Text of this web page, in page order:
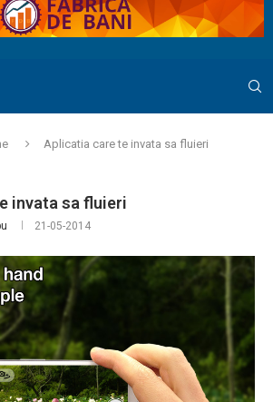
Aplicatia care te invata sa fluieri
invata sa fluieri
21-05-2014